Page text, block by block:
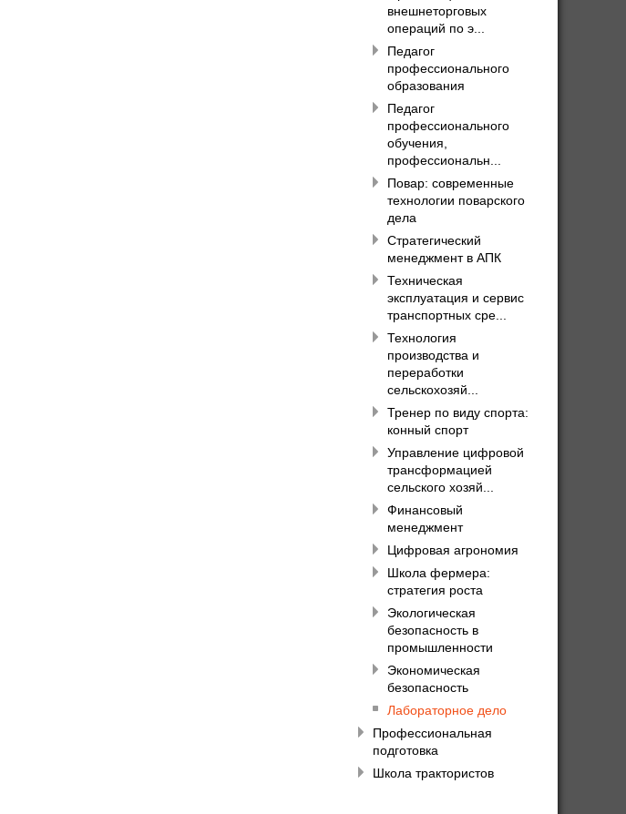
внешнеторговых
операций по э...
Педагог
профессионального
образования
Педагог
профессионального
обучения,
профессиональн...
Повар: современные
технологии поварского
дела
Стратегический
менеджмент в АПК
Техническая
эксплуатация и сервис
транспортных сре...
Технология
производства и
переработки
сельскохозяй...
Тренер по виду спорта:
конный спорт
Управление цифровой
трансформацией
сельского хозяй...
Финансовый
менеджмент
Цифровая агрономия
Школа фермера:
стратегия роста
Экологическая
безопасность в
промышленности
Экономическая
безопасность
Лабораторное дело
Профессиональная
подготовка
Школа трактористов